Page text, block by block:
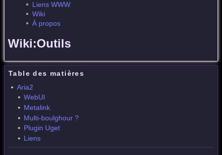
Liens WWW
Wiki
À propos
Wiki:Outils
Table des matières
Aria2
WebUI
Metalink
Multi-boulghour ?
Plugin Uget
Liens